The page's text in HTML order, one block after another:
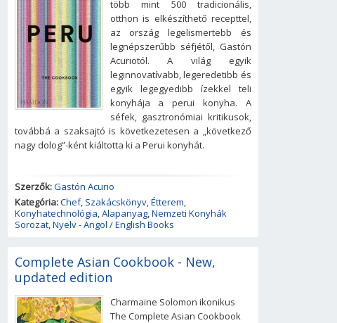
több mint 500 tradicionális,
otthon is elkészíthető recepttel,
az ország legelismertebb és
legnépszerűbb séfjétől, Gastón
Acuriotól. A világ egyik
leginnovatívabb, legeredetibb és
egyik legegyedibb ízekkel teli
konyhája a perui konyha. A
séfek, gasztronómiai kritikusok,
továbbá a szaksajtó is következetesen a „következő
nagy dolog”-ként kiáltotta ki a Perui konyhát.
Szerzők:Gastón Acurio
Kategória:Chef, Szakácskönyv,Étterem,
Konyhatechnológia,Alapanyag,Nemzeti Konyhák
Sorozat,Nyelv - Angol / English Books
Complete Asian Cookbook - New,
updated edition
Charmaine Solomon ikonikus
The Complete Asian Cookbook